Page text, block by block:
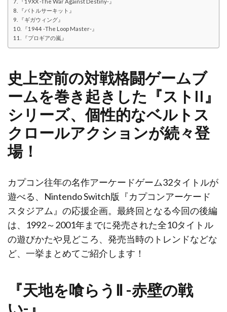
『19XX -The War Against Destiny-』
『バトルサーキット』
『ギガウィング』
『1944 -The Loop Master-』
『プロギアの嵐』
史上空前の対戦格闘ゲームブ
ームを巻き起きした『ストII』
シリーズ、個性的なベルトス
クロールアクションが続々登
場！
カプコン往年の名作アーケードゲーム32タイトルが
遊べる、Nintendo Switch版『カプコンアーケード
スタジアム』の応援企画。最終回となる今回の後編
は、1992～2001年までに発売された全10タイトル
の遊びかたや見どころ、発売当時のトレンドなどな
ど、一挙まとめてご紹介します！
『天地を喰らうⅡ -赤壁の戦
い-』